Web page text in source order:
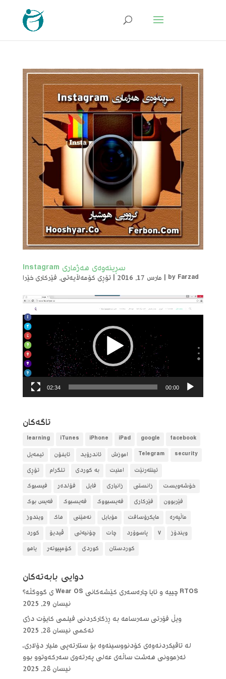
سڕینەوەی هەژماری Instagram
by Farzad
| مارس 17, 2016 |تۆڕی کۆمەڵایەتی, فێرکاری خێرا
لێدەری
00:00
02:34
تاگه‌كان
facebook
google
iPad
iPhone
iTunes
learning
security
Telegram آموزش ئاندرۆید ئایفۆن
ئیمەیل
ئینتەرنێت
امنیت بە کوردی تلگرام
تۆڕی
خۆشەویست
زانستی زانیاری فایل فۆلده‌ر
فیسبوک
فێربوون
فێرکاری فەیسبووک فەیسبوک
فەیس بوک
ماڵپەرە
مایکرۆسافت مۆبایل نەهێنی هاک
ویندوز
ویندۆز
٧ پاسوۆرد چات چۆنیەتی ڤیدیۆ
کورد
کوردستان
کوردی کۆمپیوتەر یاهو
دوایی بابه‌ته‌كان
RTOS چییە و ئایا چارەسەری کێشەکانی Wear OS ی گووگڵە؟
نیسان 29, 2025
ویڵ فۆرتی سەرسامە بە ڕزگارکردنی فیلمی کایۆت دژی
ئەکمی نیسان 28, 2025
لە تاقیکردنەوەی کۆدنووسینەوە بۆ ستارتەپی ملیار دۆلاری،
ئەزموونی هەشت ساڵەی عەلی پەرتەوی سەرکەوتوو بوو
نیسان 28, 2025